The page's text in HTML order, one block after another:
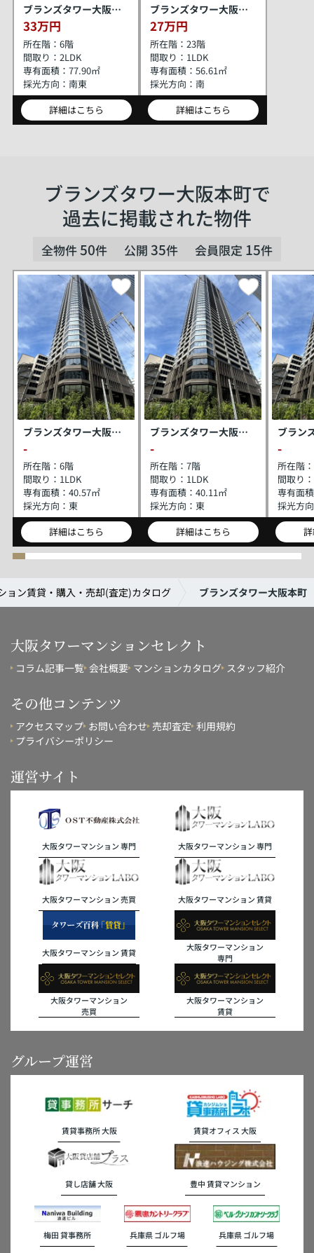
ブランズタワー大阪本町
33万円
所在階： 6階
間取り： 2LDK
専有面積： 77.90㎡
採光方向： 南東
詳細はこちら
ブランズタワー大阪本町
27万円
所在階：23階
間取り： 1LDK
専有面積：56.61㎡
採光方向：南
詳細はこちら
ブランズタワー大阪本町で
過去に掲載された物件
全物件50件 公開 35件 会員限定 15件
ブランズタワー大阪本町
-
所在階： 6階
間取り： 1LDK
専有面積： 40.57㎡
採光方向： 東
詳細はこちら
ブランズタワー大阪本町
-
所在階：7階
間取り： 1LDK
専有面積：40.11㎡
採光方向： 東
詳細はこちら
-
所在階：
間取り：
専有面
採光方
ョン賃貸・購入・売却(査定)カタログ ブランズタワー大阪本町
大阪タワーマンションセレクト
コラム記事一覧 会社概要 マンションカタログ スタッフ紹介
その他コンテンツ
アクセスマップ お問い合わせ 売却査定 利用規約
プライバシーポリシー
運営サイト
大阪タワーマンション 専門 大阪タワーマンション 専門
大阪タワーマンション 売買 大阪タワーマンション 賃貸
大阪タワーマンション 賃貸
大阪タワーマンション
専門
大阪タワーマンション
売買
大阪タワーマンション
賃貸
グループ運営
賃貸事務所 大阪 賃貸オフィス 大阪
貸し店舗 大阪 豊中 賃貸マンション
梅田 貸事務所 兵庫県 ゴルフ場 兵庫県 ゴルフ場